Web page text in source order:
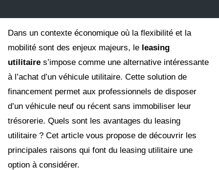
Dans un contexte économique où la flexibilité et la
mobilité sont des enjeux majeurs, le leasing
utilitaire s’impose comme une alternative intéressante
à l’achat d’un véhicule utilitaire. Cette solution de
financement permet aux professionnels de disposer
d’un véhicule neuf ou récent sans immobiliser leur
trésorerie. Quels sont les avantages du leasing
utilitaire ? Cet article vous propose de découvrir les
principales raisons qui font du leasing utilitaire une
option à considérer.